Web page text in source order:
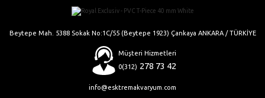
Gönder
Beytepe Mah. 5388 Sokak No:1C/55 (Beytepe 1923) Çankaya ANKARA / TÜRKİYE
Müşteri Hizmetleri
0(312) 278 73 42
info@esktremakvaryum.com